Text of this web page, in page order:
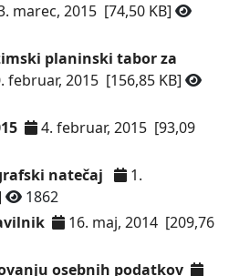
marec, 2015 [74,50 KB]
planinski tabor za
februar, 2015 [156,85 KB]
4. februar, 2015 [93,09
natečaj
1.
1862
16. maj, 2014 [209,76
osebnih podatkov